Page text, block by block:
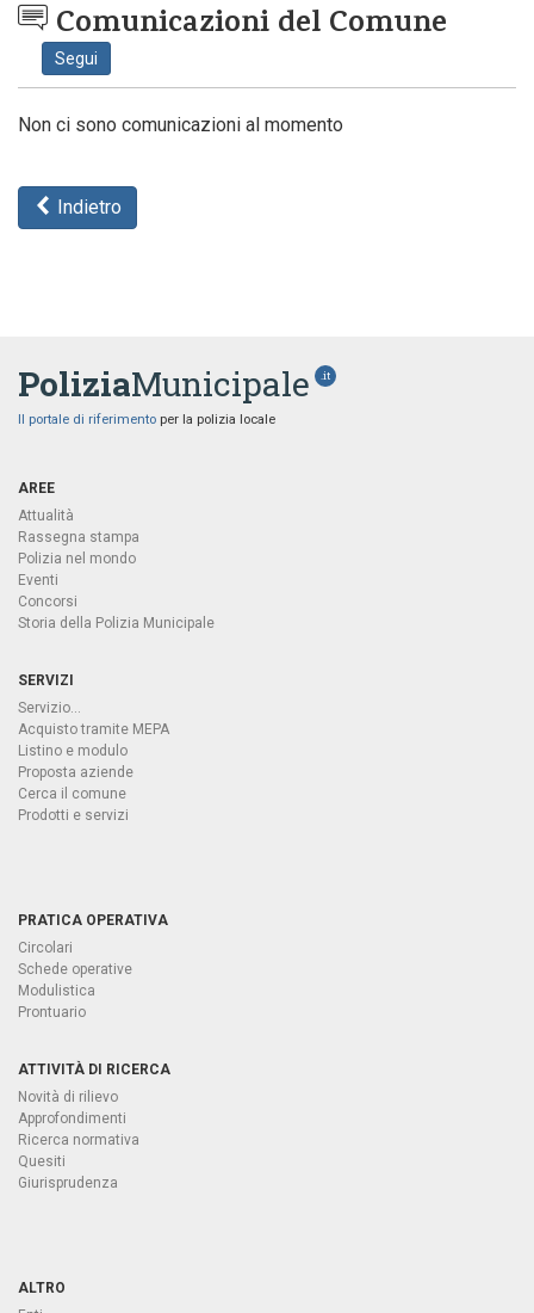
Comunicazioni del Comune
Segui
Non ci sono comunicazioni al momento
Indietro
PoliziaMunicipale .it
Il portale di riferimento per la polizia locale
AREE
Attualità
Rassegna stampa
Polizia nel mondo
Eventi
Concorsi
Storia della Polizia Municipale
SERVIZI
Servizio...
Acquisto tramite MEPA
Listino e modulo
Proposta aziende
Cerca il comune
Prodotti e servizi
PRATICA OPERATIVA
Circolari
Schede operative
Modulistica
Prontuario
ATTIVITÀ DI RICERCA
Novità di rilievo
Approfondimenti
Ricerca normativa
Quesiti
Giurisprudenza
ALTRO